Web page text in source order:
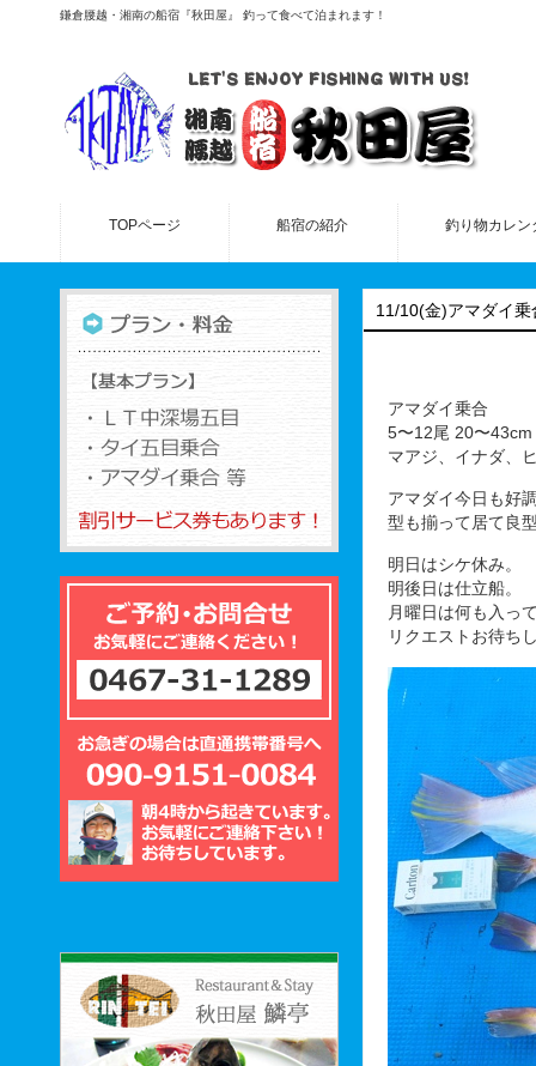
鎌倉腰越・湘南の船宿『秋田屋』 釣って食べて泊まれます！
TOPページ 船宿の紹介 釣り物カレン
11/10(金)アマダイ乗
アマダイ乗合
5〜12尾 20〜43cm
マアジ、イナダ、
アマダイ今日も好
型も揃って居て良
明日はシケ休み。
明後日は仕立船。
月曜日は何も入っ
リクエストお待ち